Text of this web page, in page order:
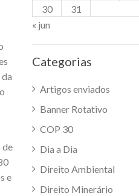
de
e
30
31
« jun
Categorias
Artigos enviados
Banner Rotativo
COP 30
Dia a Dia
Direito Ambiental
Direito Minerário